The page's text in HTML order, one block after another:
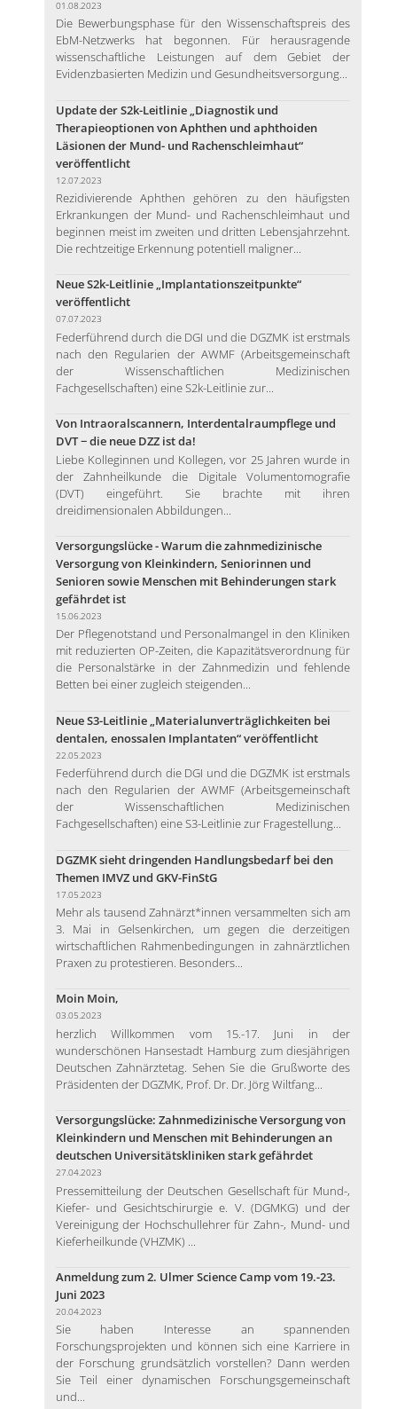
01.08.2023
Die Bewerbungsphase für den Wissenschaftspreis des
EbM-Netzwerks hat begonnen. Für herausragende
wissenschaftliche Leistungen auf dem Gebiet der
Evidenzbasierten Medizin und Gesundheitsversorgung...
Update der S2k-Leitlinie „Diagnostik und
Therapieoptionen von Aphthen und aphthoiden
Läsionen der Mund- und Rachenschleimhaut“
veröffentlicht
12.07.2023
Rezidivierende Aphthen gehören zu den häufigsten
Erkrankungen der Mund- und Rachenschleimhaut und
beginnen meist im zweiten und dritten Lebensjahrzehnt.
Die rechtzeitige Erkennung potentiell maligner...
Neue S2k-Leitlinie „Implantationszeitpunkte“
veröffentlicht
07.07.2023
Federführend durch die DGI und die DGZMK ist erstmals
nach den Regularien der AWMF (Arbeitsgemeinschaft
der Wissenschaftlichen Medizinischen
Fachgesellschaften) eine S2k-Leitlinie zur...
Von Intraoralscannern, Interdentalraumpflege und
DVT − die neue DZZ ist da!
Liebe Kolleginnen und Kollegen, vor 25 Jahren wurde in
der Zahnheilkunde die Digitale Volumentomografie
(DVT) eingeführt. Sie brachte mit ihren
dreidimensionalen Abbildungen...
Versorgungslücke - Warum die zahnmedizinische
Versorgung von Kleinkindern, Seniorinnen und
Senioren sowie Menschen mit Behinderungen stark
gefährdet ist
15.06.2023
Der Pflegenotstand und Personalmangel in den Kliniken
mit reduzierten OP-Zeiten, die Kapazitätsverordnung für
die Personalstärke in der Zahnmedizin und fehlende
Betten bei einer zugleich steigenden...
Neue S3-Leitlinie „Materialunverträglichkeiten bei
dentalen, enossalen Implantaten“ veröffentlicht
22.05.2023
Federführend durch die DGI und die DGZMK ist erstmals
nach den Regularien der AWMF (Arbeitsgemeinschaft
der Wissenschaftlichen Medizinischen
Fachgesellschaften) eine S3-Leitlinie zur Fragestellung...
DGZMK sieht dringenden Handlungsbedarf bei den
Themen IMVZ und GKV-FinStG
17.05.2023
Mehr als tausend Zahnärzt*innen versammelten sich am
3. Mai in Gelsenkirchen, um gegen die derzeitigen
wirtschaftlichen Rahmenbedingungen in zahnärztlichen
Praxen zu protestieren. Besonders...
Moin Moin,
03.05.2023
herzlich Willkommen vom 15.-17. Juni in der
wunderschönen Hansestadt Hamburg zum diesjährigen
Deutschen Zahnärztetag. Sehen Sie die Grußworte des
Präsidenten der DGZMK, Prof. Dr. Dr. Jörg Wiltfang...
Versorgungslücke: Zahnmedizinische Versorgung von
Kleinkindern und Menschen mit Behinderungen an
deutschen Universitätskliniken stark gefährdet
27.04.2023
Pressemitteilung der Deutschen Gesellschaft für Mund-,
Kiefer- und Gesichtschirurgie e. V. (DGMKG) und der
Vereinigung der Hochschullehrer für Zahn-, Mund- und
Kieferheilkunde (VHZMK) ...
Anmeldung zum 2. Ulmer Science Camp vom 19.-23.
Juni 2023
20.04.2023
Sie haben Interesse an spannenden
Forschungsprojekten und können sich eine Karriere in
der Forschung grundsätzlich vorstellen? Dann werden
Sie Teil einer dynamischen Forschungsgemeinschaft
und...